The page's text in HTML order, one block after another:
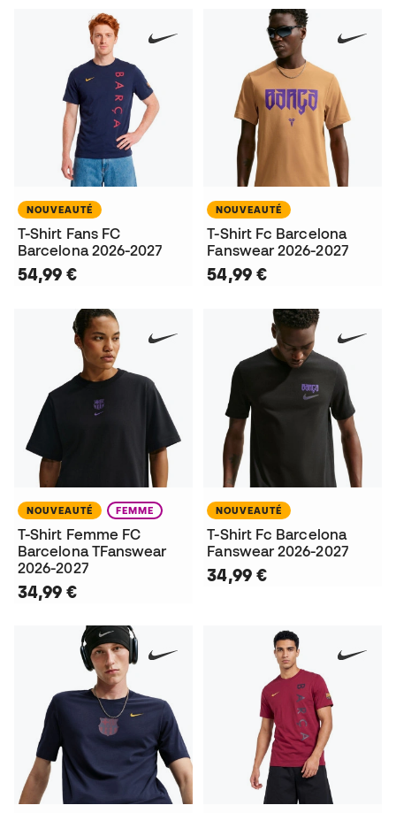
NOUVEAUTÉ
T-Shirt Fans FC
Barcelona 2026-2027
54,99 €
NOUVEAUTÉ
T-Shirt Fc Barcelona
Fanswear 2026-2027
54,99 €
NOUVEAUTÉ FEMME
T-Shirt Femme FC
Barcelona TFanswear
2026-2027
34,99 €
NOUVEAUTÉ
T-Shirt Fc Barcelona
Fanswear 2026-2027
34,99 €